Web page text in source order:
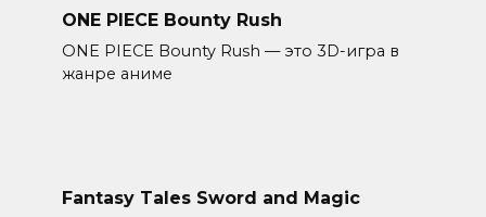
ONE PIECE Bounty Rush
ONE PIECE Bounty Rush — это 3D-игра в
жанре аниме
Fantasy Tales Sword and Magic